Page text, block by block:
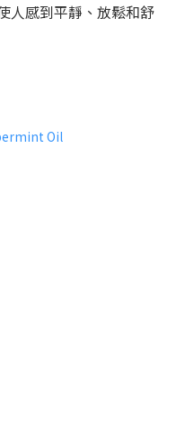
人感到平靜、放鬆和舒